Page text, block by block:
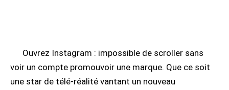
Ouvrez Instagram : impossible de scroller sans
voir un compte promouvoir une marque. Que ce soit
une star de télé-réalité vantant un nouveau